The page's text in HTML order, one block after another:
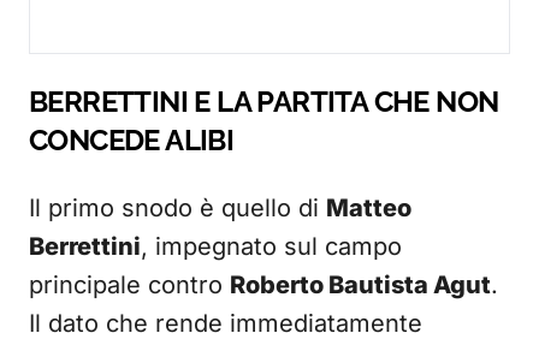
BERRETTINI E LA PARTITA CHE NON
CONCEDE ALIBI
Il primo snodo è quello di Matteo
Berrettini, impegnato sul campo
principale contro Roberto Bautista Agut.
Il dato che rende immediatamente